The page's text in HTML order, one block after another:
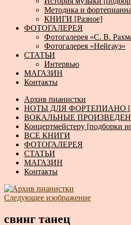
Методика и
КНИГИ [Разное]
ФОТОГАЛЕРЕЯ
Фотогалерея «С. В.
Фотогалерея «Нейгауз»
СТАТЬИ
Интервью
МАГАЗИН
Контакты
Архив пианистки
НОТЫ ДЛЯ ФОРТЕПИАНО
ВОКАЛЬНЫЕ
Концертмейстеру [подборки
ВСЕ КНИГИ
ФОТОГАЛЕРЕЯ
СТАТЬИ
МАГАЗИН
Контакты
Следующее изображение
свинг танец